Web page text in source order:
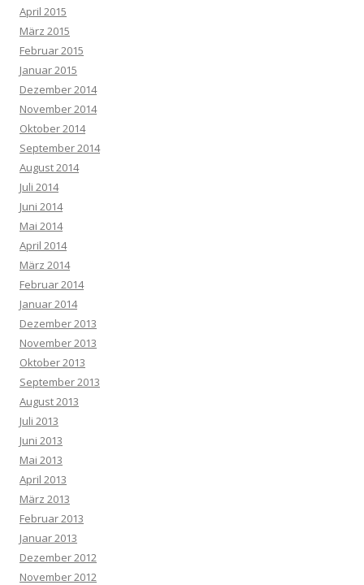
April 2015
März 2015
Februar 2015
Januar 2015
Dezember 2014
November 2014
Oktober 2014
September 2014
August 2014
Juli 2014
Juni 2014
Mai 2014
April 2014
März 2014
Februar 2014
Januar 2014
Dezember 2013
November 2013
Oktober 2013
September 2013
August 2013
Juli 2013
Juni 2013
Mai 2013
April 2013
März 2013
Februar 2013
Januar 2013
Dezember 2012
November 2012